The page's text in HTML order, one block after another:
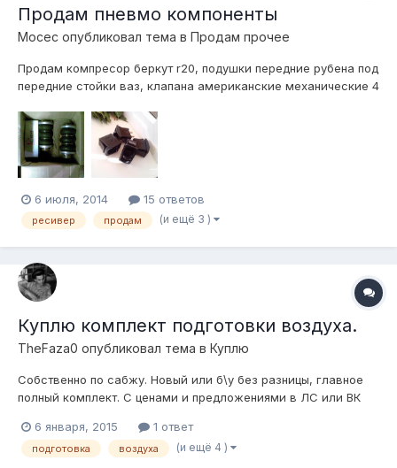
Продам пневмо компоненты
Мосес опубликовал тема в Продам прочее
Продам компресор беркут r20, подушки передние рубена под
передние стойки ваз, клапана американские механические 4
отправлю хоть куда! продаю за недорого! тел:89224175644
6 июля, 2014 15 ответов
ресивер продам (и ещё 3 )
Куплю комплект подготовки воздуха.
TheFaza0 опубликовал тема в Куплю
Собственно по сабжу. Новый или б\у без разницы, главное
полный комплект. С ценами и предложениями в ЛС или ВК
6 января, 2015
1 ответ
подготовка воздуха (и ещё 4 )